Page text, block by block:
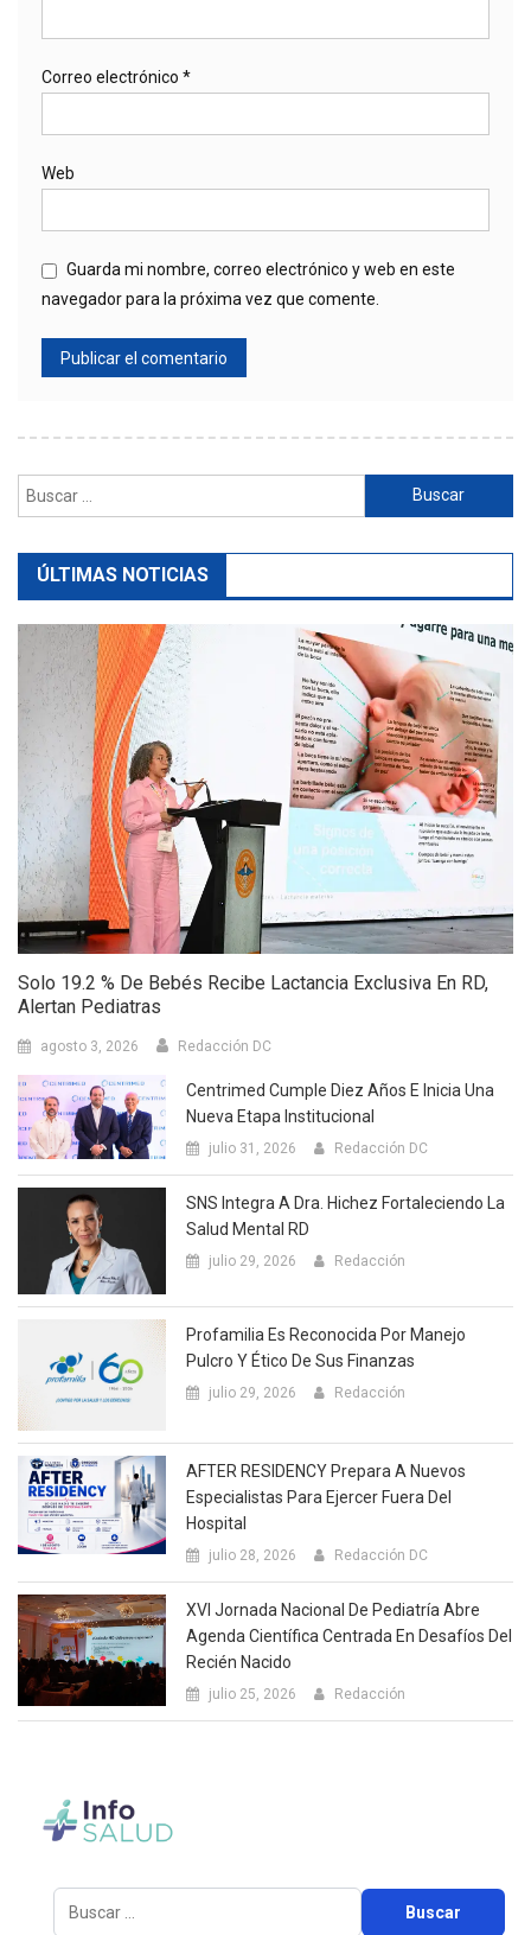
Correo electrónico *
Web
Guarda mi nombre, correo electrónico y web en este
navegador para la próxima vez que comente.
Buscar:
ÚLTIMAS NOTICIAS
Solo 19.2 % De Bebés Recibe Lactancia Exclusiva En RD,
Alertan Pediatras
agosto 3, 2026 Redacción DC
Centrimed Cumple Diez Años E Inicia Una
Nueva Etapa Institucional
julio 31, 2026 Redacción DC
SNS Integra A Dra. Hichez Fortaleciendo La
Salud Mental RD
julio 29, 2026 Redacción
Profamilia Es Reconocida Por Manejo
Pulcro Y Ético De Sus Finanzas
julio 29, 2026 Redacción
AFTER RESIDENCY Prepara A Nuevos
Especialistas Para Ejercer Fuera Del
Hospital
julio 28, 2026 Redacción DC
XVI Jornada Nacional De Pediatría Abre
Agenda Científica Centrada En Desafíos Del
Recién Nacido
julio 25, 2026 Redacción
Buscar: